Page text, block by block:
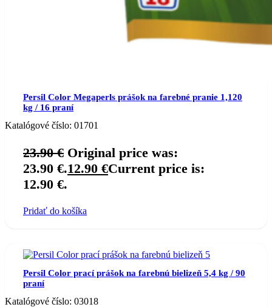
Persil Color Megaperls prášok na farebné pranie 1,120
kg / 16 praní
Katalógové číslo: 01701
23.90€ Original price was:
23.90 €.12.90 €Current price is:
12.90 €.
Pridať do košíka
Persil Color prací prášok na farebnú bielizeň 5,4 kg / 90
praní
Katalógové číslo: 03018